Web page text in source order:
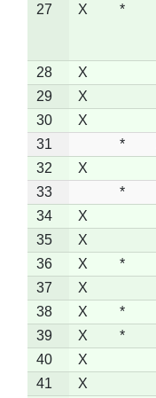
27
X *
28 X
29
X
30
X
31
*
32
X
33
*
34
X
35
X
36
X *
37
X
38
X *
39
X *
40
X
41
X